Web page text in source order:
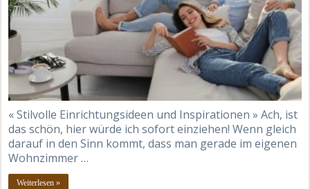
« Stilvolle Einrichtungsideen und Inspirationen » Ach, ist
das schön, hier würde ich sofort einziehen! Wenn gleich
darauf in den Sinn kommt, dass man gerade im eigenen
Wohnzimmer …
Weiterlesen »